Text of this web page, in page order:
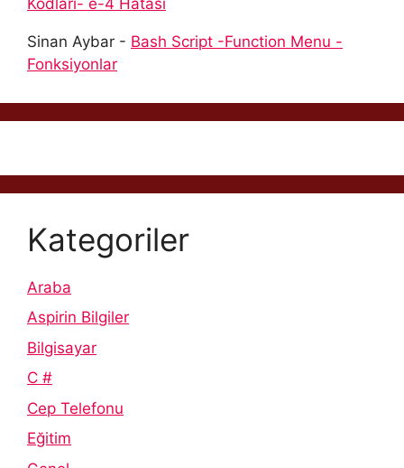
Sinan Aybar - Bash Script -Function Menu -
Fonksiyonlar
Kategoriler
Araba
Aspirin Bilgiler
Bilgisayar
C #
Cep Telefonu
Eğitim